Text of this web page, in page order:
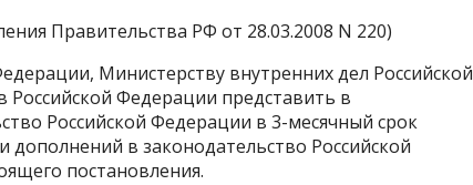
Правительства РФ от 28.03.2008 N 220)
Министерству внутренних дел Российской
Федерации представить в
Российской Федерации в 3-месячный срок
в законодательство Российской
постановления.